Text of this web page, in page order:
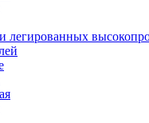
легированных